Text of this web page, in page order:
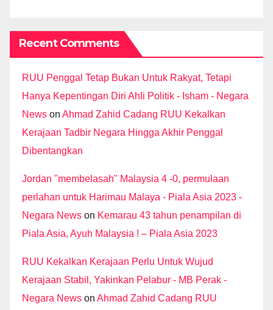
Recent Comments
RUU Penggal Tetap Bukan Untuk Rakyat, Tetapi
Hanya Kepentingan Diri Ahli Politik - Isham - Negara
News on Ahmad Zahid Cadang RUU Kekalkan
Kerajaan Tadbir Negara Hingga Akhir Penggal
Dibentangkan
Jordan "membelasah" Malaysia 4 -0, permulaan
perlahan untuk Harimau Malaya - Piala Asia 2023 -
Negara News on Kemarau 43 tahun penampilan di
Piala Asia, Ayuh Malaysia ! – Piala Asia 2023
RUU Kekalkan Kerajaan Perlu Untuk Wujud
Kerajaan Stabil, Yakinkan Pelabur - MB Perak -
Negara News on Ahmad Zahid Cadang RUU